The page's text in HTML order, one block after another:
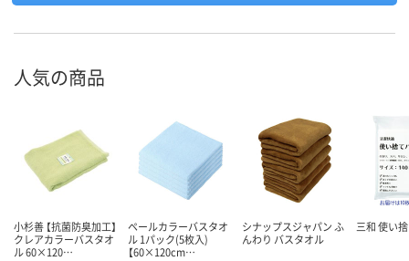
人気の商品
小杉善 【抗菌防臭加工】
クレアカラーバスタオ
ル 60×120…
ペールカラーバスタオ
ル 1パック(5枚入)
【60×120cm…
シナップスジャパン ふ
んわり バスタオル
三和 使い